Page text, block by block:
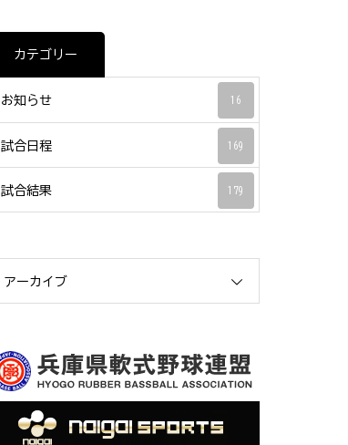
カテゴリー
お知らせ 16
試合日程 169
試合結果 179
アーカイブ